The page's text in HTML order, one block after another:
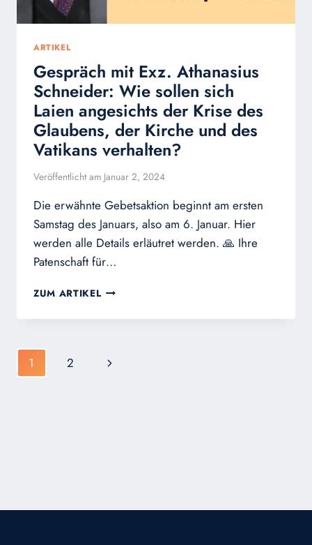
ARTIKEL
Gespräch mit Exz. Athanasius
Schneider: Wie sollen sich
Laien angesichts der Krise des
Glaubens, der Kirche und des
Vatikans verhalten?
Veröffentlicht am Januar 2, 2024
Die erwähnte Gebetsaktion beginnt am ersten
Samstag des Januars, also am 6. Januar. Hier
werden alle Details erläutret werden. 🙏 Ihre
Patenschaft für…
ZUM ARTIKEL GESPRÄCH
EXZ.
WIE
KIRCHE
Seitennavigation
1 2
Nächste